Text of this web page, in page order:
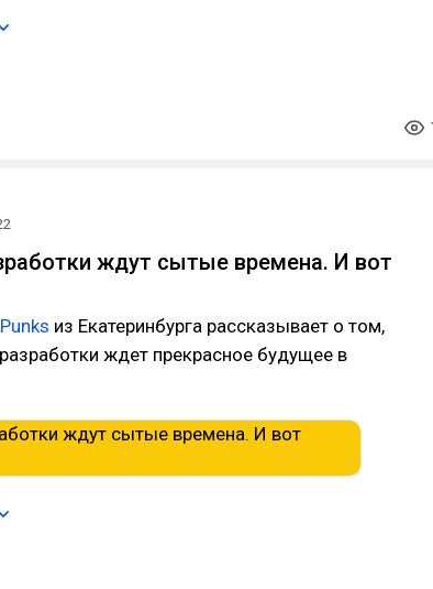
ждут сытые времена. И вот
из Екатеринбурга рассказывает о том,
ждет прекрасное будущее в